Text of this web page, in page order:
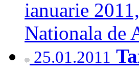
ianuarie
Nationala
25.01.2011